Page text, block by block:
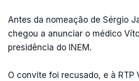
Antes da nomeação de Sérgio
chegou a anunciar o médico
presidência do INEM.
O convite foi recusado, e à RTP